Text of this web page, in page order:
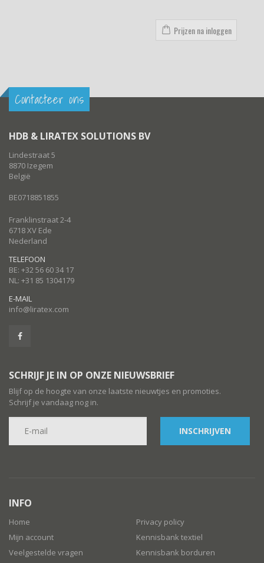
Prijzen na inloggen
Contacteer ons
HDB & LIRATEX SOLUTIONS BV
Lindestraat 5
8870 Izegem
België
BE0718851855
Franklinstraat 2-4
6718 XV Ede
Nederland
TELEFOON
BE: +32 56 60 34 17
NL: +31 85 1304179
E-MAIL
info@liratex.com
SCHRIJF JE IN OP ONZE NIEUWSBRIEF
Blijf op de hoogte van onze laatste nieuwtjes en promoties.
Schrijf je vandaag nog in.
INSCHRIJVEN
INFO
Home
Mijn account
Veelgestelde vragen
Privacy policy
Kennisbank textiel
Kennisbank borduren